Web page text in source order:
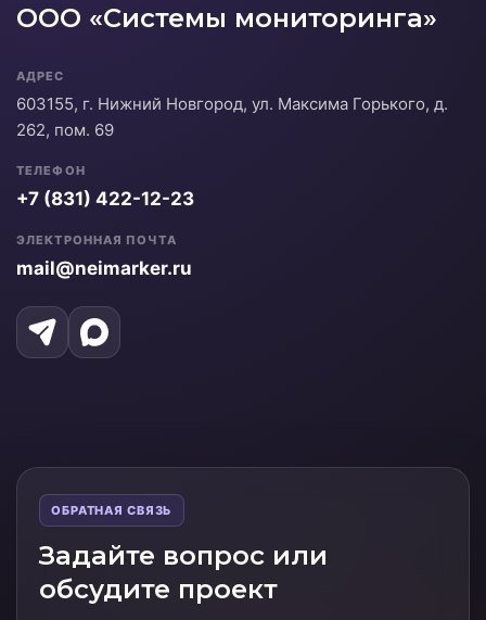
ООО «Системы мониторинга»
АДРЕС
603155, г. Нижний Новгород, ул. Максима Горького, д.
262, пом. 69
ТЕЛЕФОН
+7 (831) 422-12-23
ЭЛЕКТРОННАЯ ПОЧТА
mail@neimarker.ru
ОБРАТНАЯ СВЯЗЬ
Задайте вопрос или
обсудите проект